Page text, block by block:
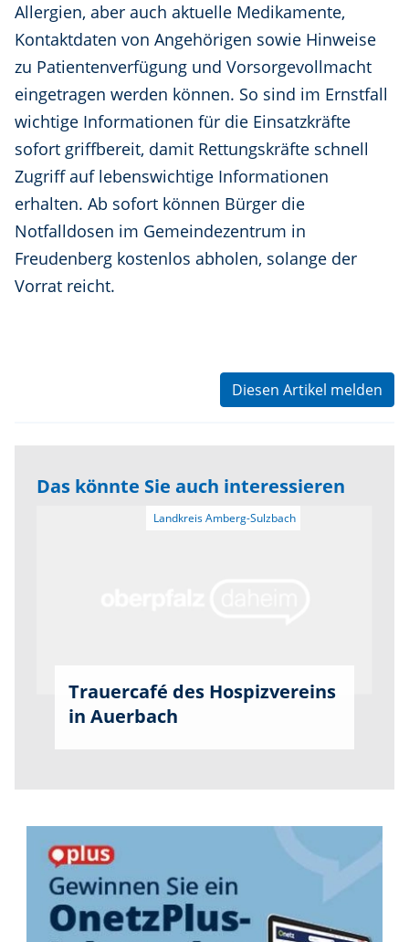
Allergien, aber auch aktuelle Medikamente,
Kontaktdaten von Angehörigen sowie Hinweise
zu Patientenverfügung und Vorsorgevollmacht
eingetragen werden können. So sind im Ernstfall
wichtige Informationen für die Einsatzkräfte
sofort griffbereit, damit Rettungskräfte schnell
Zugriff auf lebenswichtige Informationen
erhalten. Ab sofort können Bürger die
Notfalldosen im Gemeindezentrum in
Freudenberg kostenlos abholen, solange der
Vorrat reicht.
Diesen Artikel melden
Das könnte Sie auch interessieren
Landkreis Amberg-Sulzbach
Trauercafé des Hospizvereins
in Auerbach